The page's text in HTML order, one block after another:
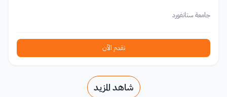
جامعة ستانفورد
تقدم الآن
شاهد المزيد